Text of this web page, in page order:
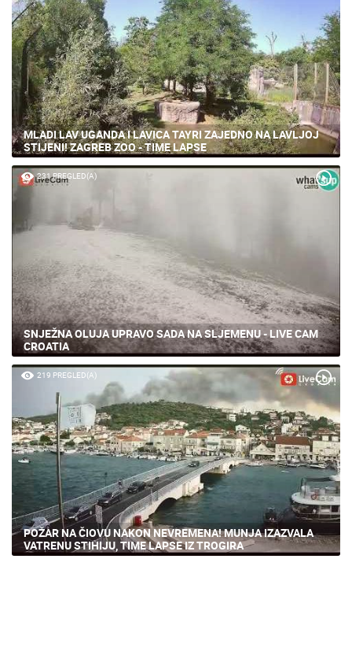
MLADI LAV UGANDA I LAVICA TAYRI ZAJEDNO NA LAVLJOJ
STIJENI! ZAGREB ZOO - TIME LAPSE
231 PREGLED(A)
SNJEŽNA OLUJA UPRAVO SADA NA SLJEMENU - LIVE CAM
CROATIA
219 PREGLED(A)
POŽAR NA ČIOVU NAKON NEVREMENA! MUNJA IZAZVALA
VATRENU STIHIJU, TIME LAPSE IZ TROGIRA